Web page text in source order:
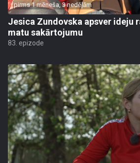
pirms 1 mēneša, 3 nedēļām
Jesica Zundovska apsver ideju
matu sakārtojumu
83. epizode